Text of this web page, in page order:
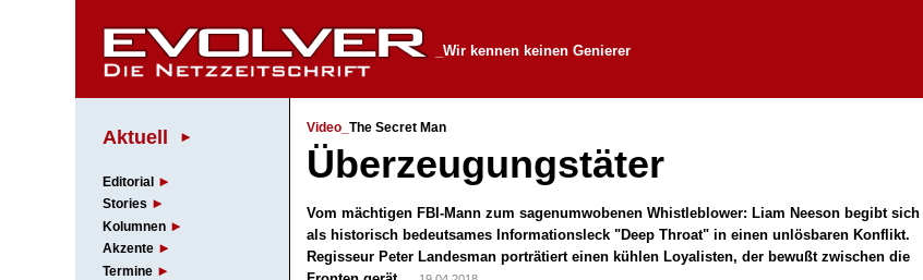
_Wir kennen keinen Genierer
Aktuell
Editorial
Stories
Kolumnen
Akzente
Termine
Video_ The Secret Man
Überzeugungstäter
Vom mächtigen FBI-Mann zum sagenumwobenen Whistleblower: Liam Neeson begibt sich
als historisch bedeutsames Informationsleck "Deep Throat" in einen unlösbaren Konflikt.
Regisseur Peter Landesman porträtiert einen kühlen Loyalisten, der bewußt zwischen die